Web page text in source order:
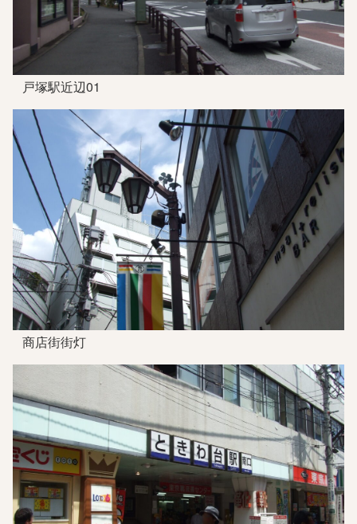
戸塚駅近辺01
商店街街灯